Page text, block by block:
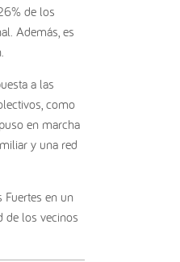
de los
Además, es
a las
como
en marcha
y una red
en un
de los vecinos